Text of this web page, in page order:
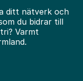
ditt nätverk och
du bidrar till
Varmt